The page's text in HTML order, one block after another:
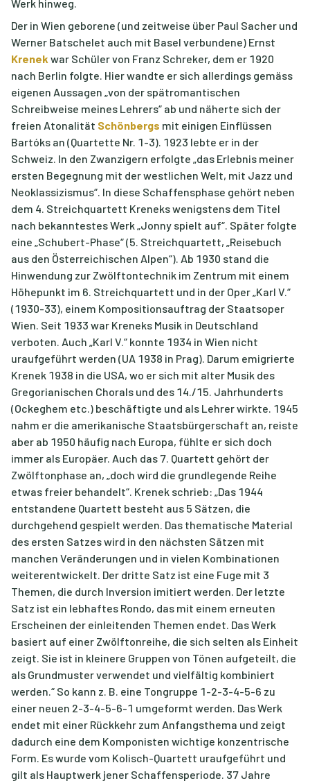
Werk hinweg.
Der in Wien geborene (und zeitweise über Paul Sacher und
Werner Batschelet auch mit Basel verbundene) Ernst
Krenek war Schüler von Franz Schreker, dem er 1920
nach Berlin folgte. Hier wandte er sich allerdings gemäss
eigenen Aussagen „von der spätromantischen
Schreibweise meines Lehrers“ ab und näherte sich der
freien Atonalität Schönbergs mit einigen Einflüssen
Bartóks an (Quartette Nr. 1-3). 1923 lebte er in der
Schweiz. In den Zwanzigern erfolgte „das Erlebnis meiner
ersten Begegnung mit der westlichen Welt, mit Jazz und
Neoklassizismus“. In diese Schaffensphase gehört neben
dem 4. Streichquartett Kreneks wenigstens dem Titel
nach bekanntestes Werk „Jonny spielt auf“. Später folgte
eine „Schubert-Phase“ (5. Streichquartett, „Reisebuch
aus den Österreichischen Alpen“). Ab 1930 stand die
Hinwendung zur Zwölftontechnik im Zentrum mit einem
Höhepunkt im 6. Streichquartett und in der Oper „Karl V.“
(1930-33), einem Kompositionsauftrag der Staatsoper
Wien. Seit 1933 war Kreneks Musik in Deutschland
verboten. Auch „Karl V.“ konnte 1934 in Wien nicht
uraufgeführt werden (UA 1938 in Prag). Darum emigrierte
Krenek 1938 in die USA, wo er sich mit alter Musik des
Gregorianischen Chorals und des 14./15. Jahrhunderts
(Ockeghem etc.) beschäftigte und als Lehrer wirkte. 1945
nahm er die amerikanische Staatsbürgerschaft an, reiste
aber ab 1950 häufig nach Europa, fühlte er sich doch
immer als Europäer. Auch das 7. Quartett gehört der
Zwölftonphase an, „doch wird die grundlegende Reihe
etwas freier behandelt“. Krenek schrieb: „Das 1944
entstandene Quartett besteht aus 5 Sätzen, die
durchgehend gespielt werden. Das thematische Material
des ersten Satzes wird in den nächsten Sätzen mit
manchen Veränderungen und in vielen Kombinationen
weiterentwickelt. Der dritte Satz ist eine Fuge mit 3
Themen, die durch Inversion imitiert werden. Der letzte
Satz ist ein lebhaftes Rondo, das mit einem erneuten
Erscheinen der einleitenden Themen endet. Das Werk
basiert auf einer Zwölftonreihe, die sich selten als Einheit
zeigt. Sie ist in kleinere Gruppen von Tönen aufgeteilt, die
als Grundmuster verwendet und vielfältig kombiniert
werden.“ So kann z. B. eine Tongruppe 1-2-3-4-5-6 zu
einer neuen 2-3-4-5-6-1 umgeformt werden. Das Werk
endet mit einer Rückkehr zum Anfangsthema und zeigt
dadurch eine dem Komponisten wichtige konzentrische
Form. Es wurde vom Kolisch-Quartett uraufgeführt und
gilt als Hauptwerk jener Schaffensperiode. 37 Jahre